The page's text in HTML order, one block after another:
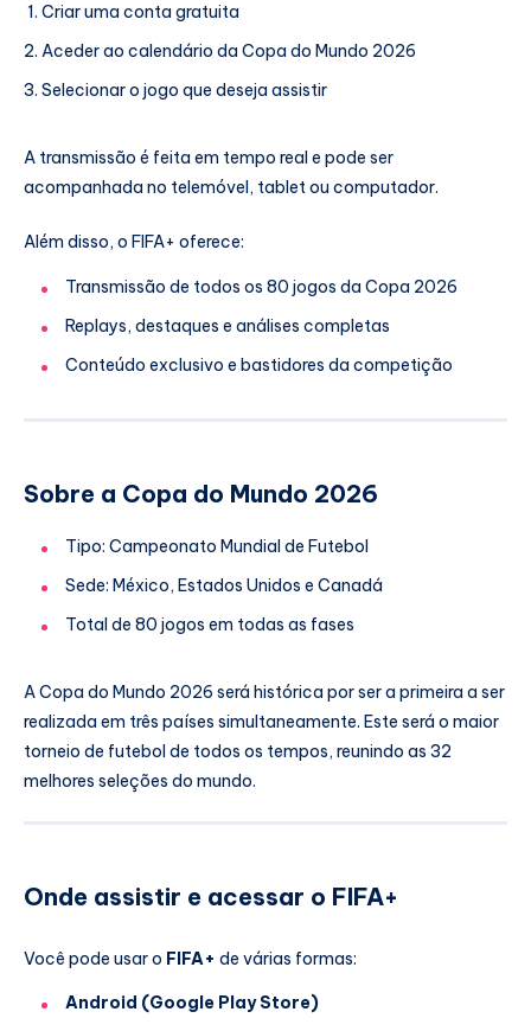
Criar uma conta gratuita
Aceder ao calendário da Copa do Mundo 2026
Selecionar o jogo que deseja assistir
A transmissão é feita em tempo real e pode ser
acompanhada no telemóvel, tablet ou computador.
Além disso, o FIFA+ oferece:
Transmissão de todos os 80 jogos da Copa 2026
Replays, destaques e análises completas
Conteúdo exclusivo e bastidores da competição
Sobre a Copa do Mundo 2026
Tipo: Campeonato Mundial de Futebol
Sede: México, Estados Unidos e Canadá
Total de 80 jogos em todas as fases
A Copa do Mundo 2026 será histórica por ser a primeira a ser
realizada em três países simultaneamente. Este será o maior
torneio de futebol de todos os tempos, reunindo as 32
melhores seleções do mundo.
Onde assistir e acessar o FIFA+
Você pode usar o FIFA+ de várias formas:
Android (Google Play Store)